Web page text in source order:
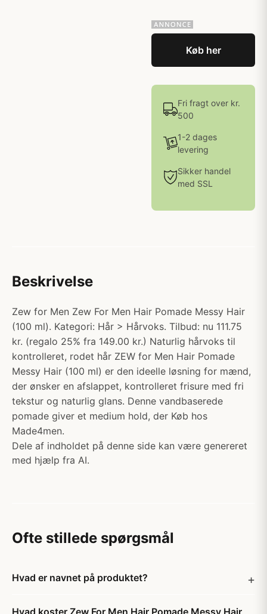
Køb her
Fri fragt over kr.
500
1-2 dages
levering
Sikker handel
med SSL
Beskrivelse
Zew for Men Zew For Men Hair Pomade Messy Hair
(100 ml). Kategori: Hår > Hårvoks. Tilbud: nu 111.75
kr. (regalo 25% fra 149.00 kr.) Naturlig hårvoks til
kontrolleret, rodet hår ZEW for Men Hair Pomade
Messy Hair (100 ml) er den ideelle løsning for mænd,
der ønsker en afslappet, kontrolleret frisure med fri
tekstur og naturlig glans. Denne vandbaserede
pomade giver et medium hold, der Køb hos
Made4men.
Dele af indholdet på denne side kan være genereret
med hjælp fra AI.
Ofte stillede spørgsmål
Hvad er navnet på produktet?
Hvad koster Zew For Men Hair Pomade Messy Hair